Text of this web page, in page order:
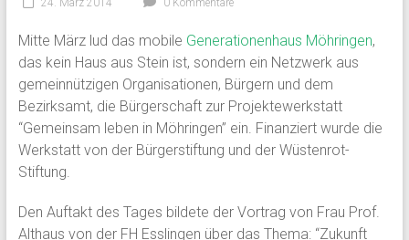
24. März 2014 0 Kommentare
Mitte März lud das mobile Generationenhaus Möhringen,
das kein Haus aus Stein ist, sondern ein Netzwerk aus
gemeinnützigen Organisationen, Bürgern und dem
Bezirksamt, die Bürgerschaft zur Projektewerkstatt
“Gemeinsam leben in Möhringen” ein. Finanziert wurde die
Werkstatt von der Bürgerstiftung und der Wüstenrot-
Stiftung.
Den Auftakt des Tages bildete der Vortrag von Frau Prof.
Althaus von der FH Esslingen über das Thema: “Zukunft